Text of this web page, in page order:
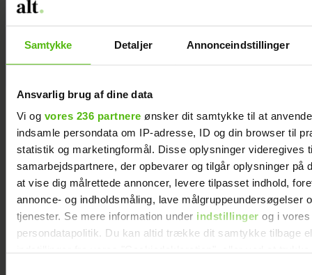
Samtykke Detaljer Annonceindstillinger
Ansvarlig brug af dine data
Vi og vores 236 partnere ønsker dit samtykke til at
indsamle persondata om IP-adresse, ID og din browser til
statistik og marketingformål. Disse oplysninger videregives
samarbejdspartnere, der opbevarer og tilgår oplysninger på
at vise dig målrettede annoncer, levere tilpasset indhold,
annonce- og indholdsmåling, lave målgruppeundersøgelser
tjenester. Se mere information under indstillinger og i vores
persondatapolitik. Du kan altid trække dit samtykke tilbage
var helt almindeligt for
Maria Jencel, men én
sætning ændrede det